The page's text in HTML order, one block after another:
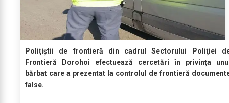
Poliţiştii de frontieră din cadrul Sectorului Poliţiei
Frontieră Dorohoi efectuează cercetări în privinţa
bărbat care a prezentat la controlul de frontieră
false.